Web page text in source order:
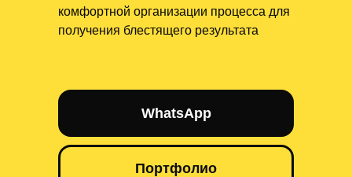
Портфолио
WhatsApp
комфортной организации процесса для
получения блестящего результата